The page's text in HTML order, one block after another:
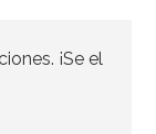
¡Se el